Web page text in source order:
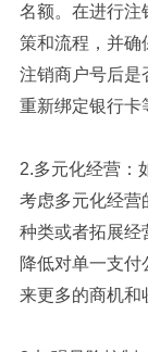
名额。在进行注
策和流程，并确
注销商户号后是
重新绑定银行卡
2.多元化经营：
考虑多元化经营
种类或者拓展经
降低对单一支
来更多的商机和